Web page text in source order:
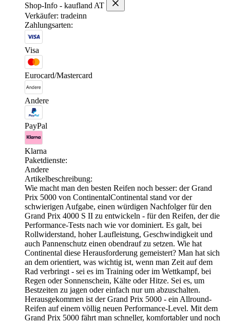
Shop-Info - kaufland AT
Verkäufer: tradeinn
Zahlungsarten:
Visa
Eurocard/Mastercard
Andere
PayPal
Klarna
Paketdienste:
Andere
Artikelbeschreibung:
Wie macht man den besten Reifen noch besser: der Grand
Prix 5000 von ContinentalContinental stand vor der
schwierigen Aufgabe, einen würdigen Nachfolger für den
Grand Prix 4000 S II zu entwickeln - für den Reifen, der die
Performance-Tests nach wie vor dominiert. Es galt, bei
Rollwiderstand, hoher Laufleistung, Geschwindigkeit und
auch Pannenschutz einen obendrauf zu setzen. Wie hat
Continental diese Herausforderung gemeistert? Man hat sich
an dem orientiert, was wichtig ist, wenn man Zeit auf dem
Rad verbringt - sei es im Training oder im Wettkampf, bei
Regen oder Sonnenschein, Kälte oder Hitze. Sei es, um
Bestzeiten zu jagen oder einfach nur um abzuschalten.
Herausgekommen ist der Grand Prix 5000 - ein Allround-
Reifen auf einem völlig neuen Performance-Level. Mit dem
Grand Prix 5000 fährt man schneller, komfortabler und noch